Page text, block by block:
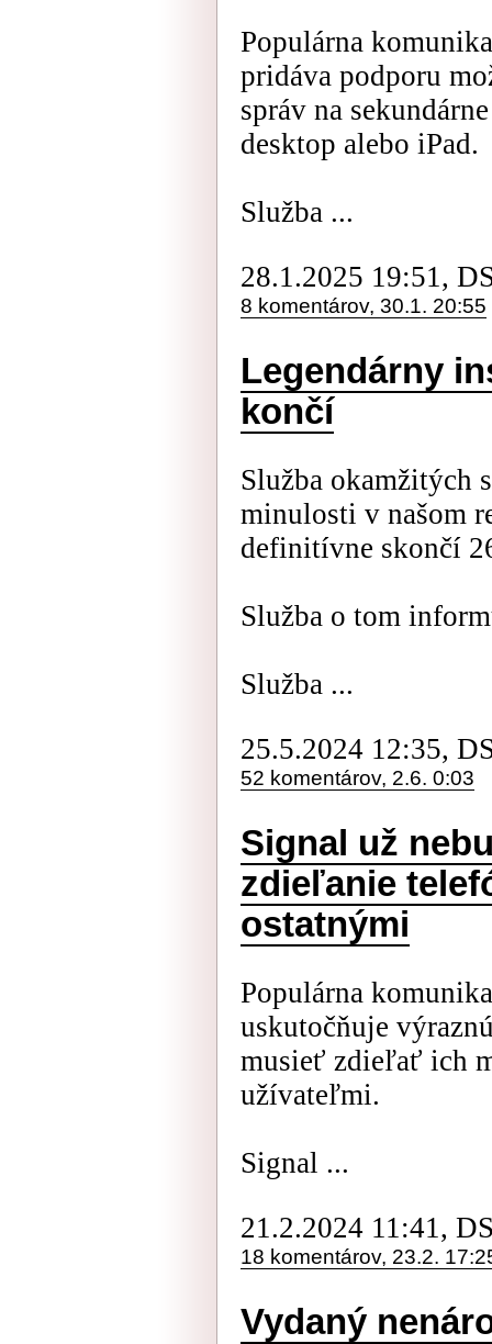
Populárna
pridáva podporu
správ na
desktop alebo iPad.
Služba ...
28.1.2025 19:51,
8 komentárov, 30.1. 20:55
Legendárny
končí
Služba okamžitých
minulosti v našom
definitívne skončí
Služba o tom
Služba ...
25.5.2024 12:35,
52 komentárov, 2.6. 0:03
Signal už
zdieľanie
ostatnými
Populárna
uskutočňuje
musieť zdieľať ich
užívateľmi.
Signal ...
21.2.2024 11:41,
18 komentárov, 23.2.
Vydaný